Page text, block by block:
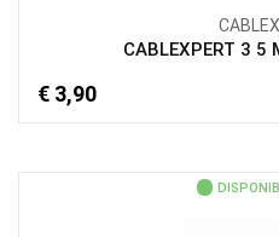
CABLEXPERT 3 5
€ 3,90